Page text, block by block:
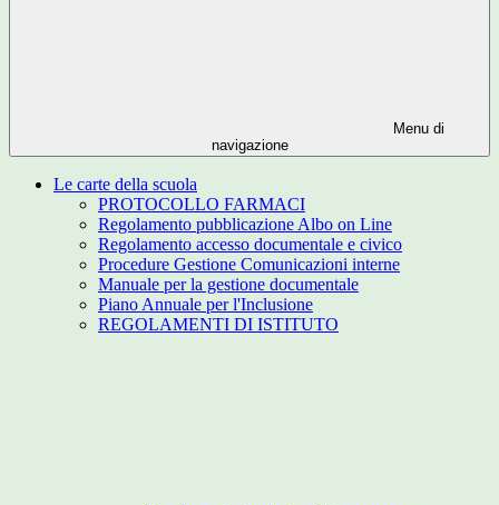
Menu di
navigazione
Le carte della scuola
PROTOCOLLO FARMACI
Regolamento pubblicazione Albo on Line
Regolamento accesso documentale e civico
Procedure Gestione Comunicazioni interne
Manuale per la gestione documentale
Piano Annuale per l'Inclusione
REGOLAMENTI DI ISTITUTO